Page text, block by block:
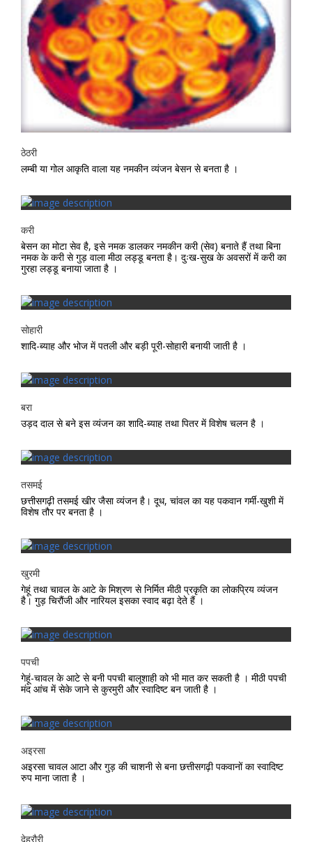
ठेठरी
लम्बी या गोल आकृति वाला यह नमकीन व्यंजन बेसन से बनता है ।
करी
बेसन का मोटा सेव है, इसे नमक डालकर नमकीन करी (सेव) बनाते हैं तथा बिना
नमक के करी से गुड़ वाला मीठा लड्डू बनता है। दुःख-सुख के अवसरों में करी का
गुरहा लड्डू बनाया जाता है ।
सोहारी
शादि-ब्याह और भोज में पतली और बड़ी पूरी-सोहारी बनायी जाती है ।
बरा
उड़द दाल से बने इस व्यंजन का शादि-ब्याह तथा पितर में विशेष चलन है ।
तसमई
छत्तीसगढ़ी तसमई खीर जैसा व्यंजन है। दूध, चांवल का यह पकवान गर्मी-खुशी में
विशेष तौर पर बनता है ।
खुरमी
गेहूं तथा चावल के आटे के मिश्रण से निर्मित मीठी प्रकृति का लोकप्रिय व्यंजन
है। गुड़ चिरौंजी और नारियल इसका स्वाद बढ़ा देते हैं ।
पपची
गेहूं-चावल के आटे से बनी पपची बालूशाही को भी मात कर सकती है । मीठी पपची
मंद आंच में सेके जाने से कुरमुरी और स्वादिष्ट बन जाती है ।
अइरसा
अइरसा चावल आटा और गुड़ की चाशनी से बना छत्तीसगढ़ी पकवानों का स्वादिष्ट
रुप माना जाता है ।
देहरौरी